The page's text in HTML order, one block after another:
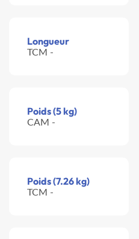
Longueur
TCM -
Poids (5 kg)
CAM -
Poids (7.26 kg)
TCM -